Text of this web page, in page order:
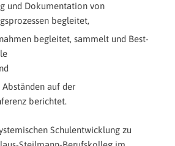
und Dokumentation von
begleitet,
begleitet, sammelt und Best-
auf der
berichtet.
Schulentwicklung zu